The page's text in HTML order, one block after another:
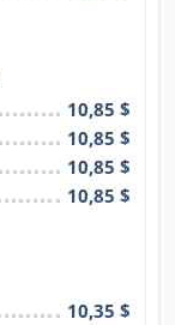
10,85 $
10,85 $
10,85 $
10,85 $
10,35 $